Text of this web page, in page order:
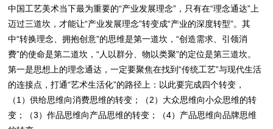
中国工艺美术当下最为重要的“产业发展理念”，只有在“理念通达”上
迈过三道坎，才能让“产业发展理念”转变成“产业的深度转型”。其
中“转换理念、拥抱创意”的思维是第一道坎，“创造需求、引领消
费”的使命是第二道坎，“人以群分、物以类聚”的定位是第三道坎。
第一是思想上的理念通达，一定要聚焦在找到“传统工艺”与现代生活
的连接点，打通“艺术生活化”的路径上：以此要完成四个转变，
（1）供给思维向消费思维的转变；（2）大众思维向小众思维的转
变；（3）作品思维向产品思维的转变；（4）产品思维向品牌思维